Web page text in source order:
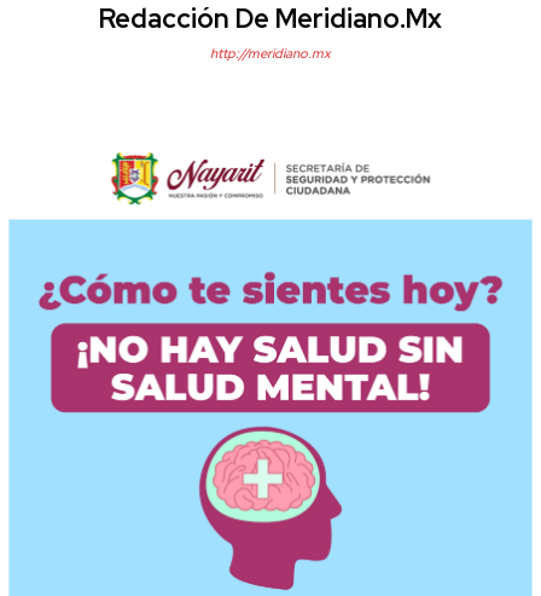
Redacción De Meridiano.mx
http://meridiano.mx